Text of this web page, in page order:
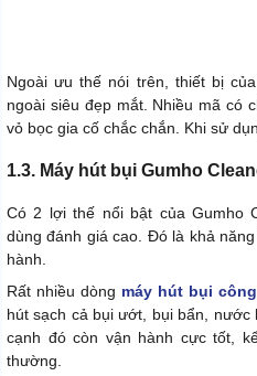
Ngoài ưu thế nói trên, thiết bị
ngoài siêu đẹp mắt. Nhiều mã có
vỏ bọc gia cố chắc chắn. Khi sử
1.3. Máy hút bụi Gumho
Có 2 lợi thế nổi bật của Gumho
dùng đánh giá cao. Đó là khả
hành.
Rất nhiều dòng máy hút bụi
hút sạch cả bụi ướt, bụi bẩn,
cạnh đó còn vận hành cực tốt,
thường.